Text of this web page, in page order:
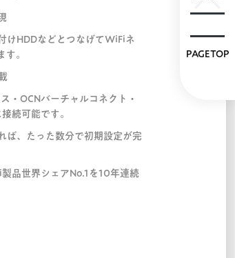
けHDDなどとつなげてWiFiネ
す。
・OCNバーチャルコネクト・
続可能です。
ば、たった数分で初期設定が完
品世界シェアNo.1を10年連続
PAGETOP